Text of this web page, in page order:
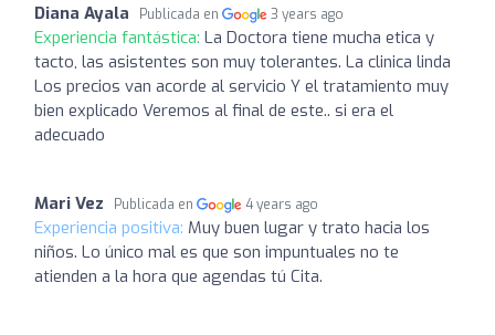
Diana Ayala Publicada en 3 years ago
Experiencia fantástica: La Doctora tiene mucha etica y
tacto, las asistentes son muy tolerantes. La clinica linda
Los precios van acorde al servicio Y el tratamiento muy
bien explicado Veremos al final de este.. si era el
adecuado
Mari Vez Publicada en 4 years ago
Experiencia positiva: Muy buen lugar y trato hacia los
niños. Lo único mal es que son impuntuales no te
atienden a la hora que agendas tú Cita.